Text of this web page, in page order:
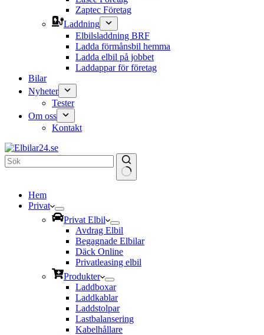
Zaptec Företag
Laddning
Elbilsladdning BRF
Ladda förmånsbil hemma
Ladda elbil på jobbet
Laddappar för företag
Bilar
Nyheter
Tester
Om oss
Kontakt
resultatHem
Privat
Privat Elbil
Avdrag Elbil
Begagnade Elbilar
Däck Online
Privatleasing elbil
Produkter
Laddboxar
Laddkablar
Laddstolpar
Lastbalansering
Kabelhållare